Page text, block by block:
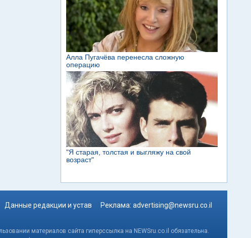
Данные редакции и устав Реклама: advertising@newsru.co.il
материалов сайта гиперссылка на NEWSru.co.il обязательна.